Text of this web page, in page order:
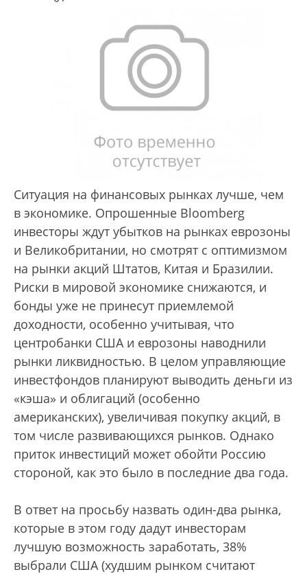
Ситуация на финансовых рынках лучше, чем
в экономике. Опрошенные Bloomberg
инвесторы ждут убытков на рынках еврозоны
и Великобритании, но смотрят с оптимизмом
на рынки акций Штатов, Китая и Бразилии.
Риски в мировой экономике снижаются, и
бонды уже не принесут приемлемой
доходности, особенно учитывая, что
центробанки США и еврозоны наводнили
рынки ликвидностью. В целом управляющие
инвестфондов планируют выводить деньги из
«кэша» и облигаций (особенно
американских), увеличивая покупку акций, в
том числе развивающихся рынков. Однако
приток инвестиций может обойти Россию
стороной, как это было в последние два года.
В ответ на просьбу назвать один-два рынка,
которые в этом году дадут инвесторам
лучшую возможность заработать, 38%
выбрали США (худшим рынком считают